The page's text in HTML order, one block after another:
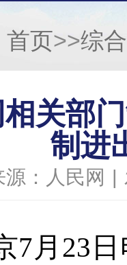
首页>>综
关部
制进
源：人民网 |
7月23